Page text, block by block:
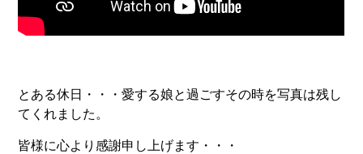
とある休日・・・愛する娘と過ごすその時を写真は残し
てくれました。
皆様に心より感謝申し上げます・・・